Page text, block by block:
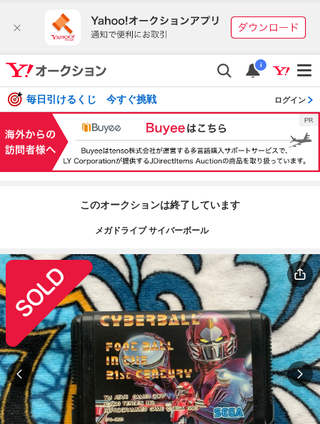
i
毎日引けるくじ 今すぐ挑戦 ログイン
このオークションは終了しています
メガドライブ サイバーボール